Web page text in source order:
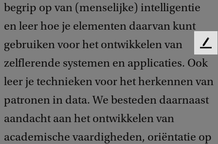
begrip op van (menselijke) intelligentie
en leer hoe je elementen daarvan kunt
gebruiken voor het ontwikkelen van
zelflerende systemen en applicaties. Ook
leer je technieken voor het herkennen van
patronen in data. We besteden daarnaast
aandacht aan het ontwikkelen van
academische vaardigheden, oriëntatie op
F
e
d
a